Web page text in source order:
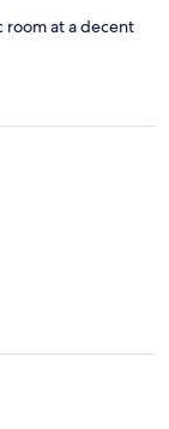
room at a decent